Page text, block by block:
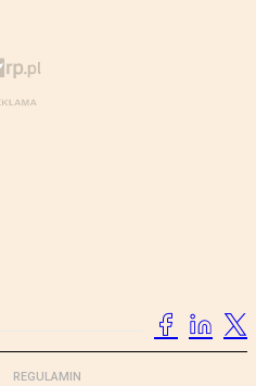
REGULAMIN